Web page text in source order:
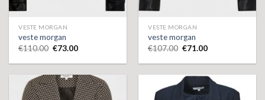
VESTE MORGAN
veste morgan
€110.00 €73.00
VESTE MORGAN
veste morgan
€107.00 €71.00